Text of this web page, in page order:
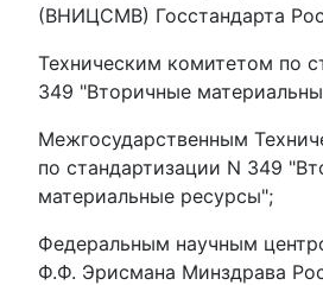
(ВНИЦСМВ) Госстандарта
Техническим комитетом по
349 "Вторичные
Межгосударственным
по стандартизации N 349
материальные ресурсы";
Федеральным научным
Ф.Ф. Эрисмана Минздрава